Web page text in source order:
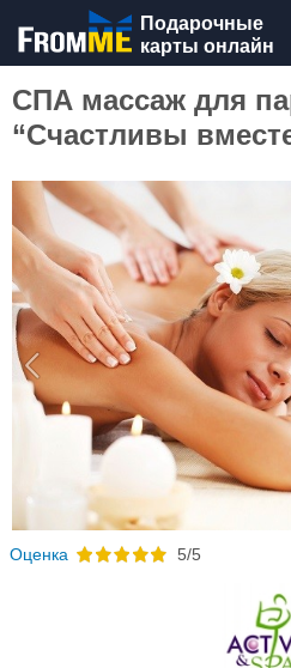
Подарочные
карты онлайн
СПА массаж для
“Счастливы
Previous
Oценка 5/5